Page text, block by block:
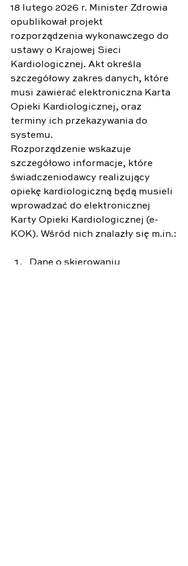
18 lutego 2026 r. Minister Zdrowia
opublikował projekt
rozporządzenia wykonawczego do
ustawy o Krajowej Sieci
Kardiologicznej. Akt określa
szczegółowy zakres danych, które
musi zawierać elektroniczna Karta
Opieki Kardiologicznej, oraz
terminy ich przekazywania do
systemu.
Rozporządzenie wskazuje
szczegółowo informacje, które
świadczeniodawcy realizujący
opiekę kardiologiczną będą musieli
wprowadzać do elektronicznej
Karty Opieki Kardiologicznej (e-
KOK). Wśród nich znalazły się m.in.:
Dane o skierowaniu